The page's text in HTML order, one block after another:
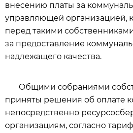
внесению платы за
управляющей организацией,
перед такими
за предоставление
надлежащего качества.
Общими собраниями
приняты решения об оплате
непосредственно
организациям, согласно